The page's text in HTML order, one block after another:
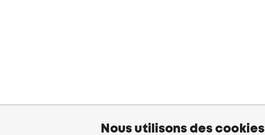
Nous utilisons des cookies